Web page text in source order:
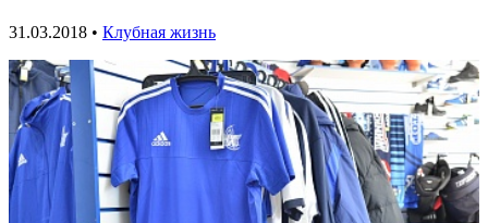
31.03.2018 • Клубная жизнь